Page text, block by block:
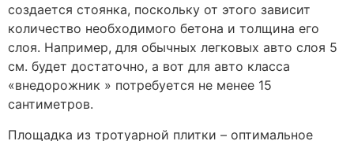
создается стоянка, поскольку от этого зависит
количество необходимого бетона и толщина его
слоя. Например, для обычных легковых авто слоя 5
см. будет достаточно, а вот для авто класса
«внедорожник » потребуется не менее 15
сантиметров.
Площадка из тротуарной плитки – оптимальное